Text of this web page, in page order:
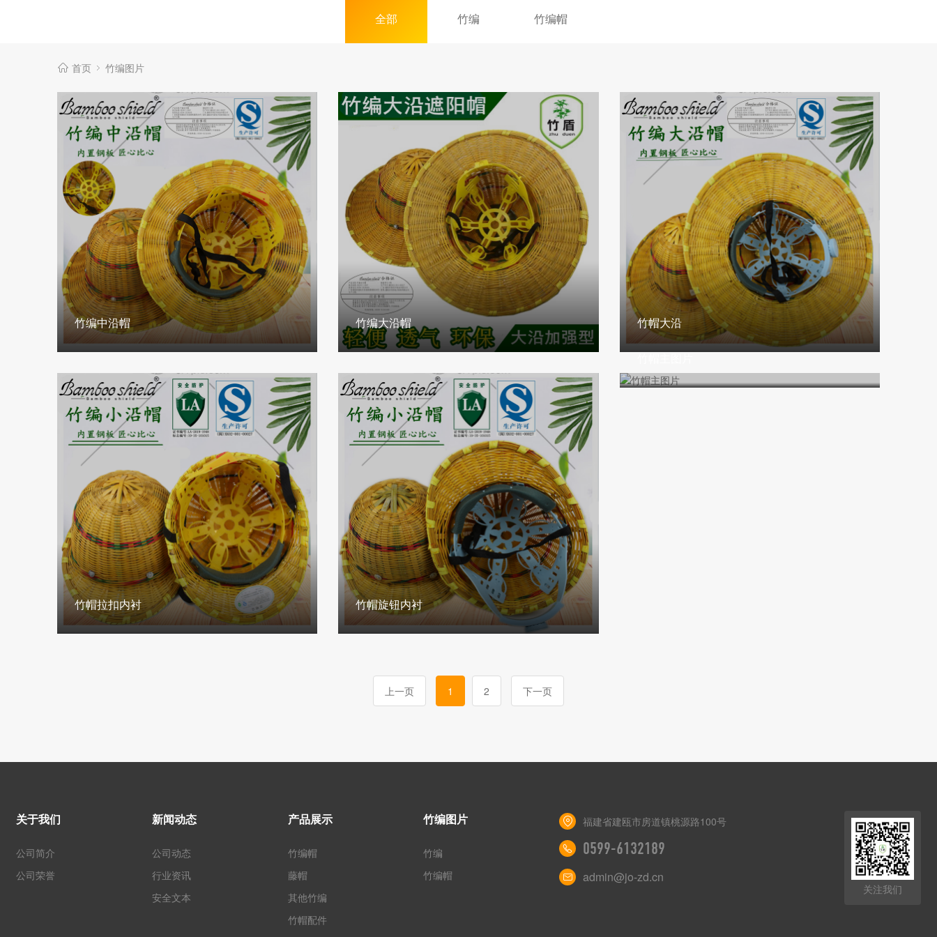
全部 竹编 竹编帽
首页 竹编图片
竹编中沿帽 竹编大沿帽 竹帽大沿
竹帽拉扣内衬 竹帽旋钮内衬
上一页 1 2 下一页
关于我们
公司简介
公司荣誉
新闻动态
公司动态
行业资讯
安全文本
产品展示
竹编帽
藤帽
其他竹编
竹帽配件
竹编图片
竹编
竹编帽
福建省建瓯市房道镇桃源路100号
0599-6132189
admin@jo-zd.cn
关注我们